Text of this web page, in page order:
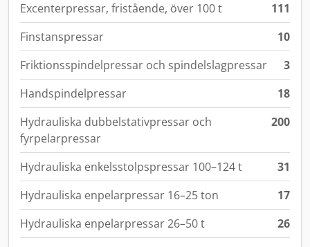
Excenterpressar, fristående, över 100 t
111
Finstanspressar
10
Friktionsspindelpressar och spindelslagpressar
3
Handspindelpressar
18
Hydrauliska dubbelstativpressar och
fyrpelarpressar
200
Hydrauliska enkelsstolpspressar 100–124 t
31
Hydrauliska enpelarpressar 16–25 ton
17
Hydrauliska enpelarpressar 26–50 t
26